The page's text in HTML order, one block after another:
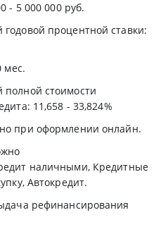
- 5 000 000 pyб.
процентной ставки:
мес.
стоимости
11,658 - 33,824%
при оформлении онлайн.
наличными, Кредитные
Автокредит.
рефинансирования